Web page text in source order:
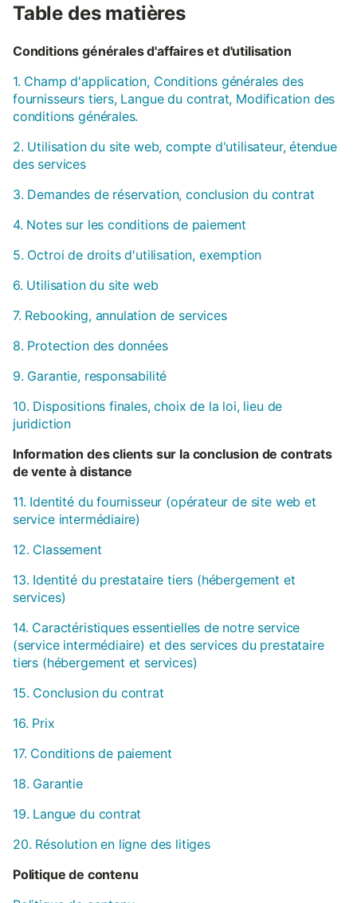
Table des matières
Conditions générales d'affaires et d'utilisation
1. Champ d'application, Conditions générales des
fournisseurs tiers, Langue du contrat, Modification des
conditions générales.
2. Utilisation du site web, compte d'utilisateur, étendue
des services
3. Demandes de réservation, conclusion du contrat
4. Notes sur les conditions de paiement
5. Octroi de droits d'utilisation, exemption
6. Utilisation du site web
7. Rebooking, annulation de services
8. Protection des données
9. Garantie, responsabilité
10. Dispositions finales, choix de la loi, lieu de
juridiction
Information des clients sur la conclusion de contrats
de vente à distance
11. Identité du fournisseur (opérateur de site web et
service intermédiaire)
12. Classement
13. Identité du prestataire tiers (hébergement et
services)
14. Caractéristiques essentielles de notre service
(service intermédiaire) et des services du prestataire
tiers (hébergement et services)
15. Conclusion du contrat
16. Prix
17. Conditions de paiement
18. Garantie
19. Langue du contrat
20. Résolution en ligne des litiges
Politique de contenu